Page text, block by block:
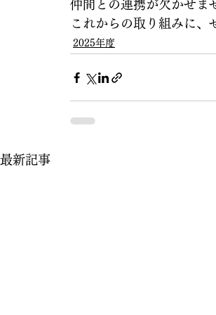
仲間との連携が欠かせま
これからの取り組みに、
2025年度
最新記事